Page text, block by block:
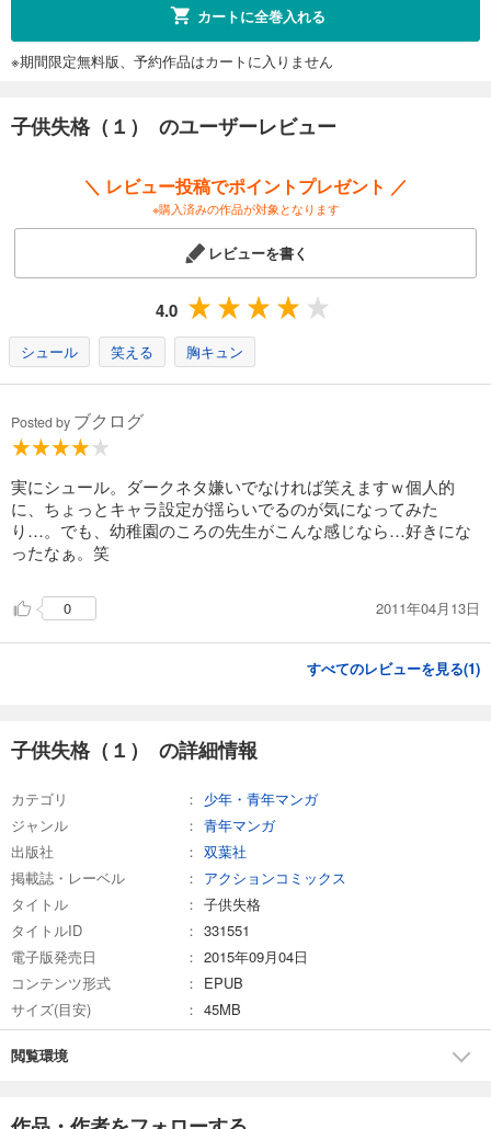
カートに全巻入れる
※期間限定無料版、予約作品はカートに入りません
子供失格（１） のユーザーレビュー
＼ レビュー投稿でポイントプレゼント ／
※購入済みの作品が対象となります
レビューを書く
4.0
シュール 笑える 胸キュン
Posted by ブクログ
実にシュール。ダークネタ嫌いでなければ笑えますｗ個人的
に、ちょっとキャラ設定が揺らいでるのが気になってみた
り…。でも、幼稚園のころの先生がこんな感じなら…好きにな
ったなぁ。笑
0 2011年04月13日
すべてのレビューを見る(1)
子供失格（１） の詳細情報
カテゴリ
少年・青年マンガ
ジャンル
青年マンガ
出版社
双葉社
掲載誌・レーベル
アクションコミックス
タイトル
子供失格
タイトルID
331551
電子版発売日
2015年09月04日
コンテンツ形式
EPUB
サイズ(目安)
45MB
閲覧環境